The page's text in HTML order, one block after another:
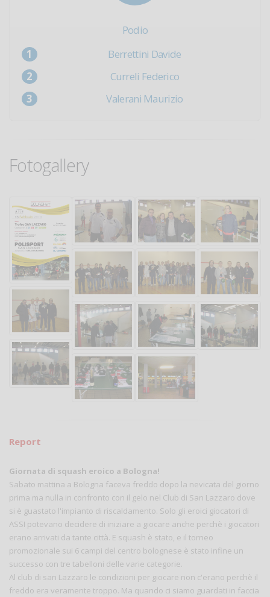
Podio
Berrettini Davide
Curreli Federico
Valerani Maurizio
Fotogallery
Report
Giornata di squash eroico a Bologna!
Sabato mattina a Bologna faceva freddo dopo la nevicata del giorno
prima ma nulla in confronto con il gelo nel Club di San Lazzaro dove
si è guastato l'impianto di riscaldamento. Solo gli eroici giocatori di
ASSI potevano decidere di iniziare a giocare anche perchè i giocatori
erano arrivati da tante città. E squash è stato, e il torneo
promozionale sui 6 campi del centro bolognese è stato infine un
successo con tre tabelloni delle varie categorie.
Al club di san Lazzaro le condizioni per giocare non c'erano perchè il
freddo era veramente troppo. Ma quando ci siamo guardati in faccia